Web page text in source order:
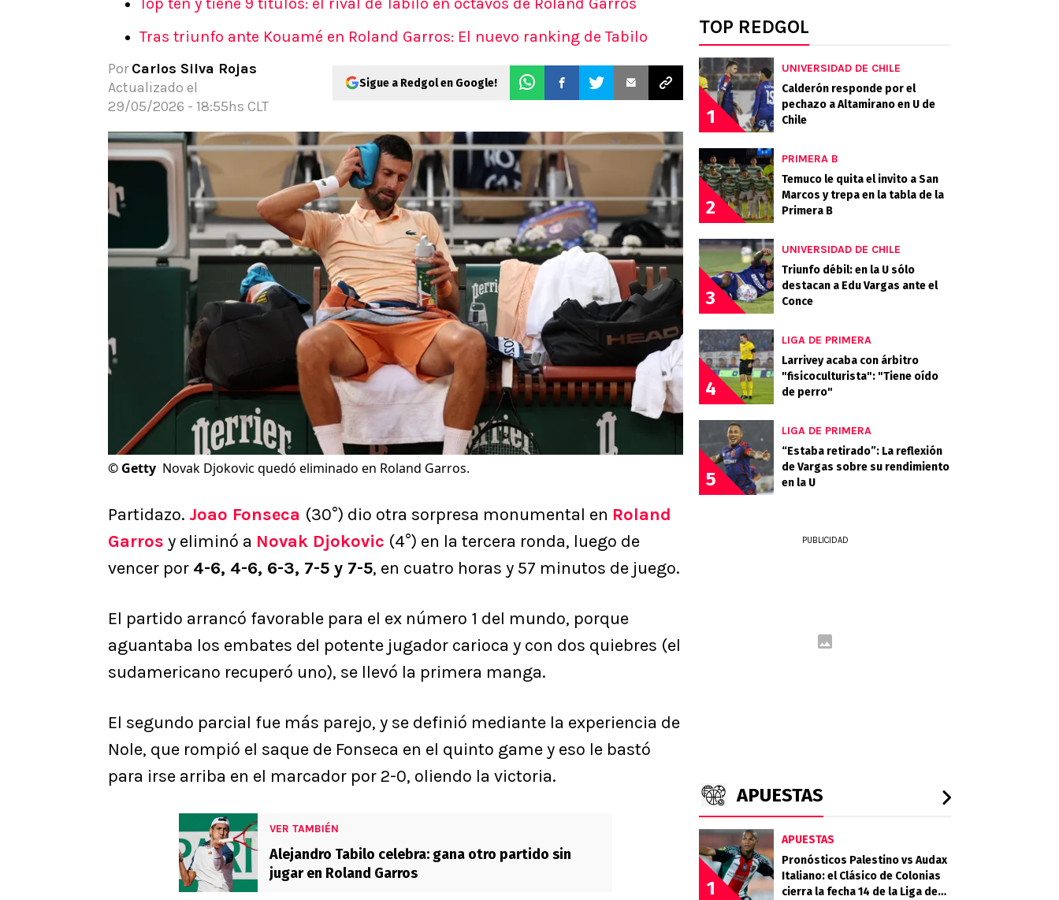
Pronósticos
Apuestas Mundial 2026
Tras triunfo ante Kouamé en Roland Garros: El nuevo ranking de Tabilo
Por Carlos Silva Rojas
Actualizado el
29/05/2026 - 18:55hs CLT
Sigue a Redgol en Google!
© Getty Novak Djokovic quedó eliminado en Roland Garros.
Partidazo. Joao Fonseca (30°) dio otra sorpresa monumental en Roland
Garros y eliminó a Novak Djokovic (4°) en la tercera ronda, luego de
vencer por 4-6, 4-6, 6-3, 7-5 y 7-5, en cuatro horas y 57 minutos de juego.
El partido arrancó favorable para el ex número 1 del mundo, porque
aguantaba los embates del potente jugador carioca y con dos quiebres (el
sudamericano recuperó uno), se llevó la primera manga.
El segundo parcial fue más parejo, y se definió mediante la experiencia de
Nole, que rompió el saque de Fonseca en el quinto game y eso le bastó
para irse arriba en el marcador por 2-0, oliendo la victoria.
VER TAMBIÉN
Alejandro Tabilo celebra: gana otro partido sin
jugar en Roland Garros
TOP REDGOL
1
UNIVERSIDAD DE CHILE
Calderón responde por el
pechazo a Altamirano en U de
Chile
2
PRIMERA B
Temuco le quita el invito a San
Marcos y trepa en la tabla de la
Primera B
3
UNIVERSIDAD DE CHILE
Triunfo débil: en la U sólo
destacan a Edu Vargas ante el
Conce
4
LIGA DE PRIMERA
Larrivey acaba con árbitro
"fisicoculturista": "Tiene oído
de perro"
5
LIGA DE PRIMERA
“Estaba retirado”: La reflexión
de Vargas sobre su rendimiento
en la U
PUBLICIDAD
APUESTAS
1
APUESTAS
Pronósticos Palestino vs Audax
Italiano: el Clásico de Colonias
cierra la fecha 14 de la Liga de